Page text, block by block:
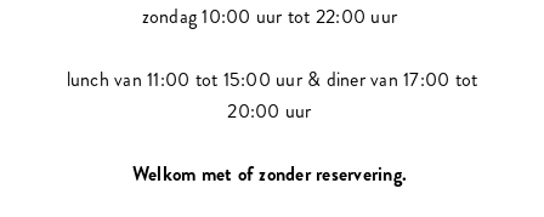
zondag 10:00 uur tot 22:00 uur
lunch van 11:00 tot 15:00 uur & diner van 17:00 tot
20:00 uur
Welkom met of zonder reservering.